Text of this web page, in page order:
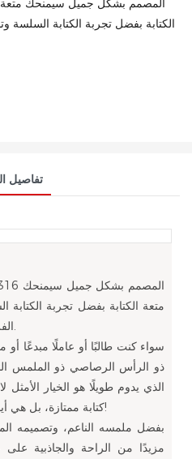
الكتابة بفضل تجربة الكتابة
تفاصيل
متعة الكتابة بفضل تجربة
الفريد والأداء الكتابي الطويل الأمد.
سواء كنت طالبًا أو عاملًا مبدعًا
ذو الرأس الرصاصي ذو الملمس
الذي يدوم طويلًا هو الخيار الأمثل
كتابة ممتازة، بل هي أيضًا شريكك المخلص في الكتابة!
بفضل ملمسه الناعم، وتصميمه